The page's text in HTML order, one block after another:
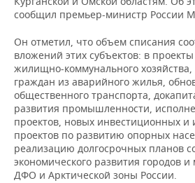
КИБЕРСПОРТ
ФИГУРНОЕ КАТАНИЕ
ВОДНЫЕ ВИДЫ СПОРТА
ХОККЕЙ С МЯЧОМ
КУЛЬТУРА
МЕДИЦИНА
ОБРАЗОВАНИЕ
ПРОИСШЕСТВИЯ
СПИСОК КОМПАНИЙ
сообщил премьер-министр России
Он отметил, что объем списания
вложений этих субъектов: в
жилищно-коммунального
граждан из аварийного жилья,
общественного транспорта,
развития промышленности,
проектов, новых инвестиционных и
проектов по развитию опорных
реализацию долгосрочных планов
экономического развития городов
ДФО и Арктической зоны России.